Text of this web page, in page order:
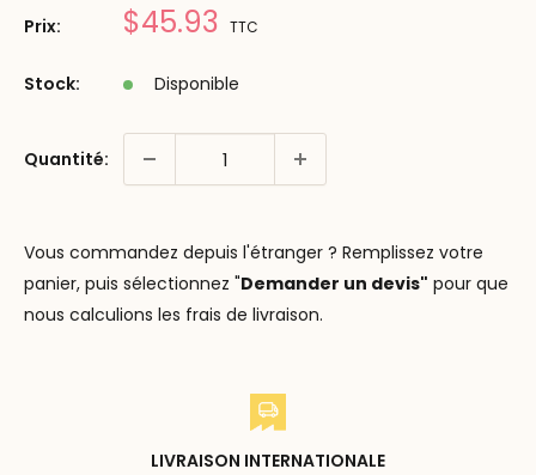
Prix: Prix
$45.93 TTC
Stock: Disponible
Quantité:
Vous commandez depuis l'étranger ? Remplissez votre
panier, puis sélectionnez "Demander un devis" pour que
nous calculions les frais de livraison.
LIVRAISON INTERNATIONALE